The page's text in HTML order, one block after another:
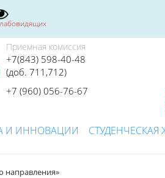
Приемная комиссия
+7(843) 598-40-48
(доб. 711,712)
+7 (960) 056-76-67
И ИННОВАЦИИ СТУДЕНЧЕСКАЯ
направления»